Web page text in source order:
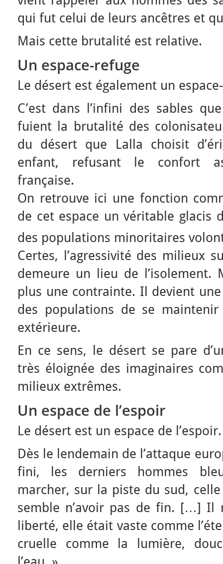
qui fut celui de leurs ancêtres et
Mais cette brutalité est relative.
Un espace-refuge
Le désert est également un
C’est dans l’infini des sables
fuient la brutalité des
du désert que Lalla choisit
enfant, refusant le confort
française.
On retrouve ici une fonction
de cet espace un véritable glacis
des populations minoritaires
Certes, l’agressivité des milieux
demeure un lieu de l’isolement.
plus une contrainte. Il devient
des populations de se maintenir
extérieure.
En ce sens, le désert se pare
très éloignée des imaginaires
milieux extrêmes.
Un espace de l’espoir
Le désert est un espace de l’espoir.
Dès le lendemain de l’attaque
fini, les derniers hommes
marcher, sur la piste du sud,
semble n’avoir pas de fin. […] Il
liberté, elle était vaste comme
cruelle comme la lumière,